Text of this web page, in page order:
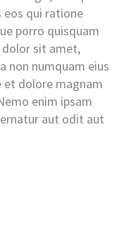
eos qui ratione
porro quisquam
sit amet,
non numquam eius
dolore magnam
enim ipsam
aut odit aut